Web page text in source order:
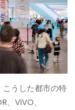
うした都市の特
、ViVO、